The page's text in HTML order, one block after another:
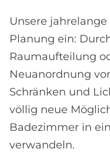
Unsere
Planung ein:
Raumaufteilung
Neuanordnung
Schränken und
völlig neue
Badezimmer in
verwandeln.